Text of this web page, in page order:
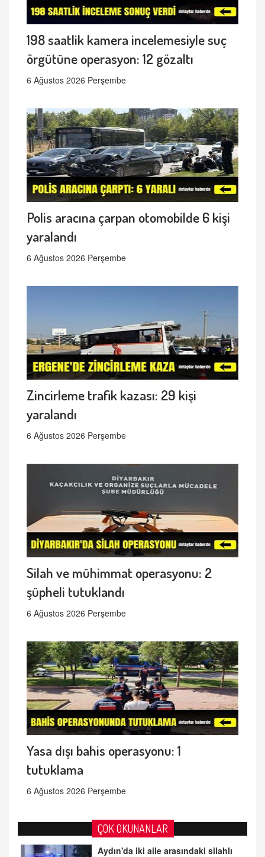
198 saatlik kamera incelemesiyle suç
örgütüne operasyon: 12 gözaltı
6 Ağustos 2026 Perşembe
Polis aracına çarpan otomobilde 6 kişi
yaralandı
6 Ağustos 2026 Perşembe
Zincirleme trafik kazası: 29 kişi
yaralandı
6 Ağustos 2026 Perşembe
Silah ve mühimmat operasyonu: 2
şüpheli tutuklandı
6 Ağustos 2026 Perşembe
Yasa dışı bahis operasyonu: 1
tutuklama
6 Ağustos 2026 Perşembe
ÇOK OKUNANLAR
Aydın'da iki aile arasındaki silahlı